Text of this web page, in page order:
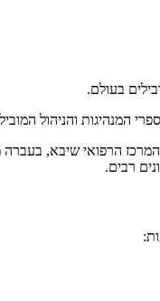
בעולם.
המנהיגות והניהול
הרפואי שיבא,
רבים.